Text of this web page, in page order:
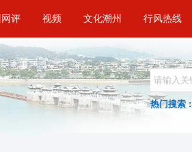
评 视频 文化潮州 行风热线
热门搜索 :